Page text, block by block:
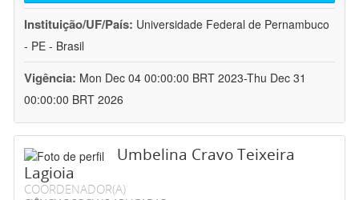
Instituição/UF/País: Universidade Federal de Pernambuco
- PE - Brasil
Vigência: Mon Dec 04 00:00:00 BRT 2023-Thu Dec 31
00:00:00 BRT 2026
Umbelina Cravo Teixeira
Lagioia
COORDENADOR(A)